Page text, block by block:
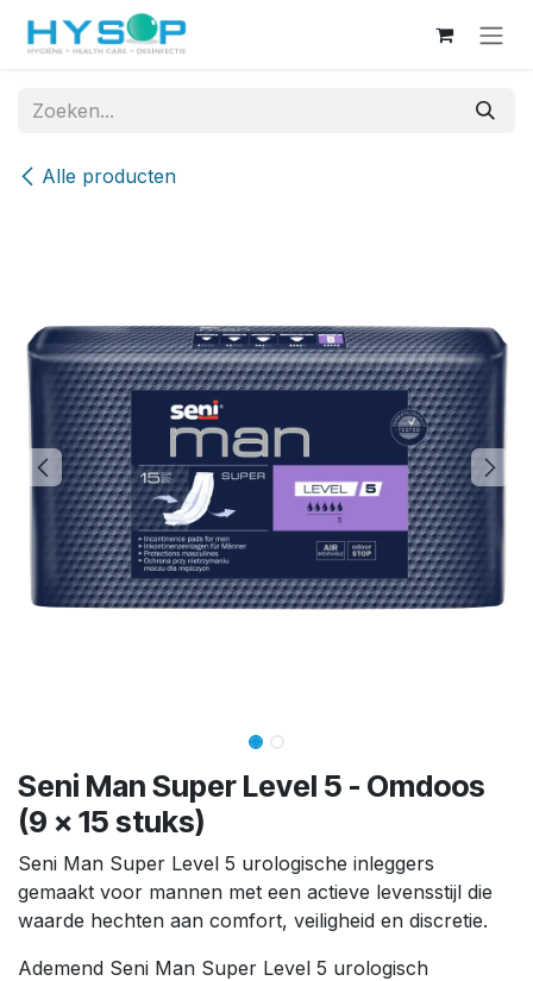
Overslaan naar inhoud
Alle producten
Seni Man Super Level 5 - Omdoos
(9 x 15 stuks)
Seni Man Super Level 5 urologische inleggers
gemaakt voor mannen met een actieve levensstijl die
waarde hechten aan comfort, veiligheid en discretie.
Ademend Seni Man Super Level 5 urologisch